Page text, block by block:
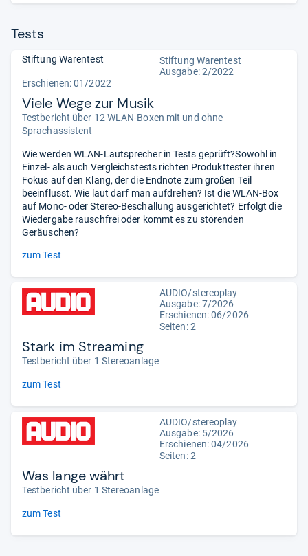
Tests
Stiftung Warentest
Stiftung Warentest
Ausgabe: 2/2022
Erschienen: 01/2022
Viele Wege zur Musik
Testbericht über 12 WLAN-Boxen mit und ohne
Sprachassistent
Wie werden WLAN-Lautsprecher in Tests geprüft?Sowohl in
Einzel- als auch Vergleichstests richten Produkttester ihren
Fokus auf den Klang, der die Endnote zum großen Teil
beeinflusst. Wie laut darf man aufdrehen? Ist die WLAN-Box
auf Mono- oder Stereo-Beschallung ausgerichtet? Erfolgt die
Wiedergabe rauschfrei oder kommt es zu störenden
Geräuschen?
zum Test
AUDIO/stereoplay
Ausgabe: 7/2026
Erschienen:06/2026
Seiten: 2
Stark im Streaming
Testbericht über 1 Stereoanlage
zum Test
AUDIO/stereoplay
Ausgabe: 5/2026
Erschienen:04/2026
Seiten: 2
Was lange währt
Testbericht über 1 Stereoanlage
zum Test